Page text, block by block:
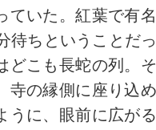
ていた。紅葉で有
待ちということだ
どこも長蛇の列。
寺の縁側に座り込
うに、眼前に広が